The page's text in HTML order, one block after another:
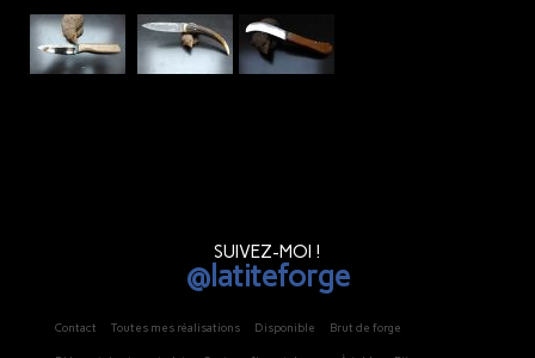
SUIVEZ-MOI !
@latiteforge
Contact Toutes mes réalisations Disponible Brut de forge